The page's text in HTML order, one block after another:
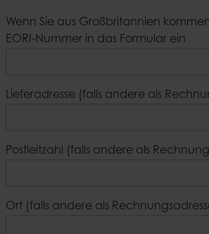
Wenn Sie aus Großbritannien
EORI-Nummer in das Formular ein
Lieferadresse (falls andere als
Postleitzahl (falls andere als
Ort (falls andere als